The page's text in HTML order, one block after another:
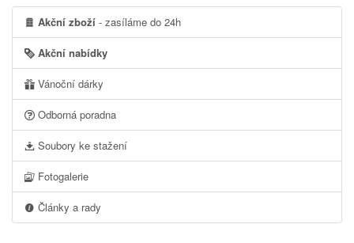
Akční zboží - zasíláme do 24h
Akční nabídky
Vánoční dárky
Odborná poradna
Soubory ke stažení
Fotogalerie
Články a rady